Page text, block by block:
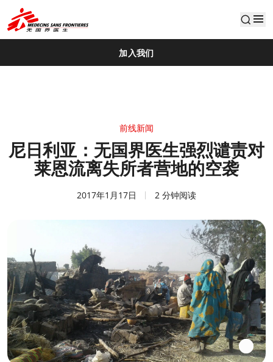
default
加入我们
前线新闻
尼日利亚：无国界医生强烈谴责对
莱恩流离失所者营地的空袭
2017年1月17日 2 分钟阅读